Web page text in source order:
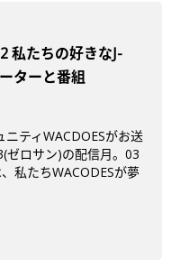
私たちの好きなJ-
ターと番組
ニティWACDOESがお送
ゼロサン)の配信月。03
私たちWACODESが夢